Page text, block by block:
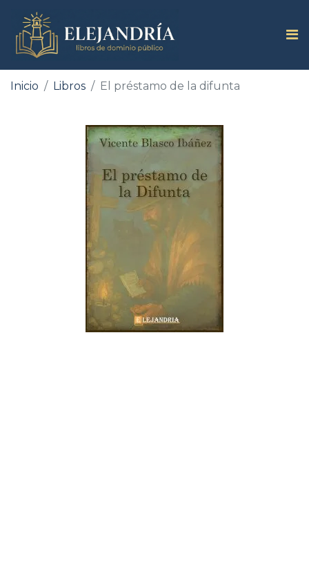
Inicio Libros El préstamo de la difunta